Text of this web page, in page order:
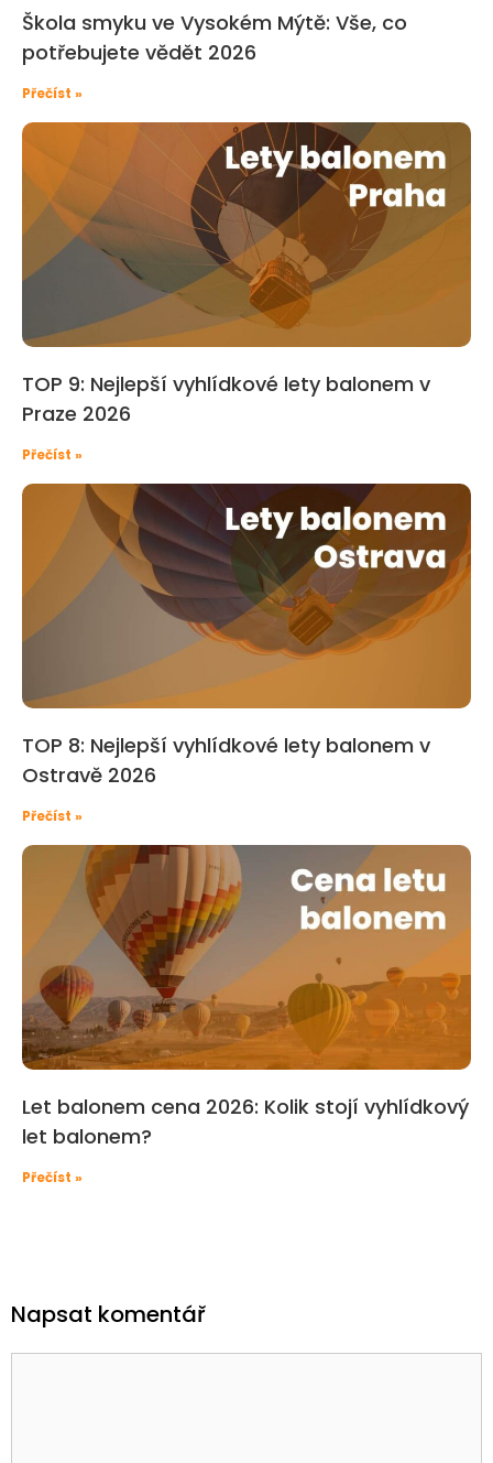
Škola smyku ve Vysokém Mýtě: Vše, co
potřebujete vědět 2026
Přečíst »
TOP 9: Nejlepší vyhlídkové lety balonem v
Praze 2026
Přečíst »
TOP 8: Nejlepší vyhlídkové lety balonem v
Ostravě 2026
Přečíst »
Let balonem cena 2026: Kolik stojí vyhlídkový
let balonem?
Přečíst »
Napsat komentář